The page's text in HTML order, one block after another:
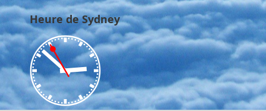
Heure de Sydney